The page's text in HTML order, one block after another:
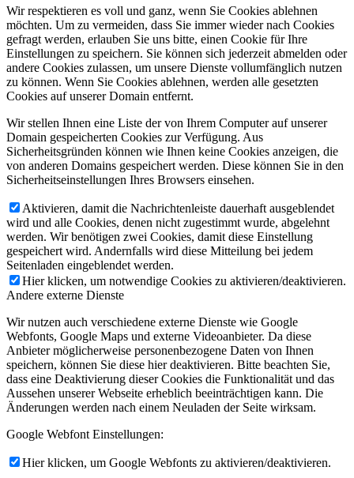
Wir respektieren es voll und ganz, wenn Sie Cookies ablehnen
möchten. Um zu vermeiden, dass Sie immer wieder nach Cookies
gefragt werden, erlauben Sie uns bitte, einen Cookie für Ihre
Einstellungen zu speichern. Sie können sich jederzeit abmelden oder
andere Cookies zulassen, um unsere Dienste vollumfänglich nutzen
zu können. Wenn Sie Cookies ablehnen, werden alle gesetzten
Cookies auf unserer Domain entfernt.
Wir stellen Ihnen eine Liste der von Ihrem Computer auf unserer
Domain gespeicherten Cookies zur Verfügung. Aus
Sicherheitsgründen können wie Ihnen keine Cookies anzeigen, die
von anderen Domains gespeichert werden. Diese können Sie in den
Sicherheitseinstellungen Ihres Browsers einsehen.
Aktivieren, damit die Nachrichtenleiste dauerhaft ausgeblendet
wird und alle Cookies, denen nicht zugestimmt wurde, abgelehnt
werden. Wir benötigen zwei Cookies, damit diese Einstellung
gespeichert wird. Andernfalls wird diese Mitteilung bei jedem
Seitenladen eingeblendet werden.
Hier klicken, um notwendige Cookies zu aktivieren/deaktivieren.
Andere externe Dienste
Wir nutzen auch verschiedene externe Dienste wie Google
Webfonts, Google Maps und externe Videoanbieter. Da diese
Anbieter möglicherweise personenbezogene Daten von Ihnen
speichern, können Sie diese hier deaktivieren. Bitte beachten Sie,
dass eine Deaktivierung dieser Cookies die Funktionalität und das
Aussehen unserer Webseite erheblich beeinträchtigen kann. Die
Änderungen werden nach einem Neuladen der Seite wirksam.
Google Webfont Einstellungen:
Hier klicken, um Google Webfonts zu aktivieren/deaktivieren.